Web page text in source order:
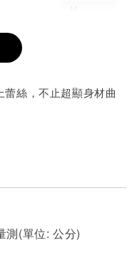
-
絲，不止超顯身材曲
測(單位: 公分)